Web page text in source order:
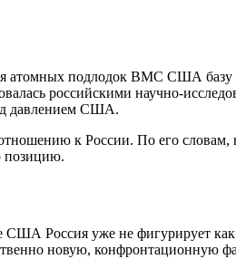
атомных подлодок ВМС США базу
российскими научно-
давлением США.
к России. По его словам,
позицию.
Россия уже не фигурирует
новую, конфронтационную